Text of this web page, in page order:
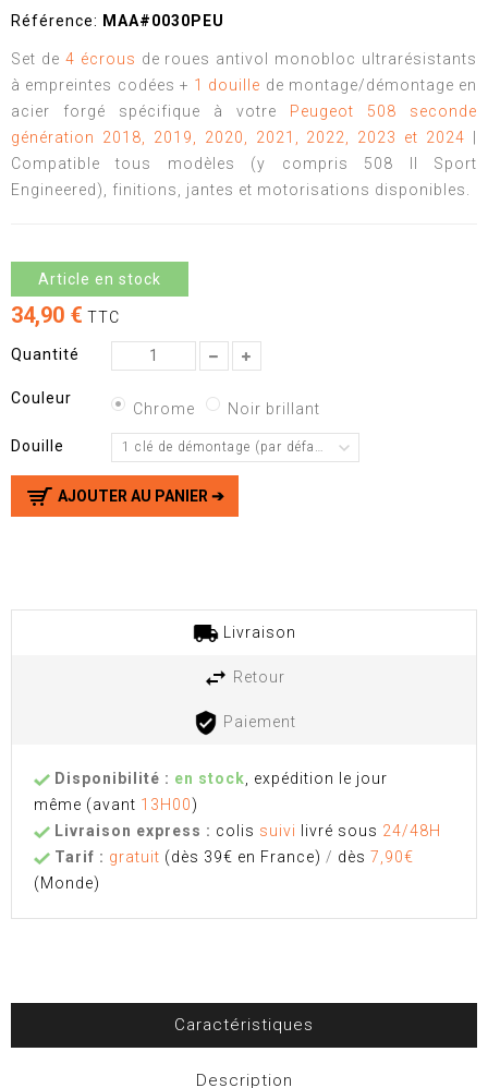
Référence: MAA#0030PEU
Set de 4 écrous de roues antivol monobloc ultrarésistants
à empreintes codées + 1 douille de montage/démontage en
acier forgé spécifique à votre Peugeot 508 seconde
génération 2018, 2019, 2020, 2021, 2022, 2023 et 2024
Compatible tous modèles (y compris 508 II Sport
Engineered), finitions, jantes et motorisations disponibles.
Article en stock
34,90 € TTC
Quantité
Couleur
Chrome Noir brillant
Douille 1 clé de démontage (par défaut)
AJOUTER AU PANIER ➔
Livraison
Retour
Paiement
Disponibilité : en stock, expédition le jour
même (avant 13H00)
Livraison express : colis suivi livré sous 24/48H
Tarif : gratuit (dès 39€ en France) / dès 7,90€
(Monde)
Caractéristiques
Description